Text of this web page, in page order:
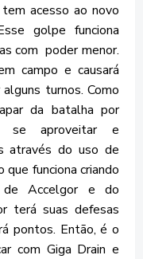
acesso ao novo
golpe funciona
com poder menor.
campo e causará
turnos. Como
da batalha por
se aproveitar e
através do uso de
funciona criando
Accelgor e do
terá suas defesas
pontos. Então, é o
com Giga Drain e